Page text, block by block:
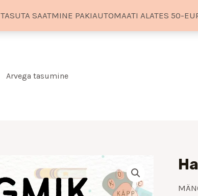
TASUTA SAATMINE PAKIAUTOMAATI ALATES 50-
Arvega tasumine